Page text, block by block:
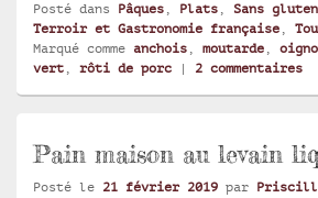
Posté dans Pâques , Plats , Sans gluten
Terroir et Gastronomie française ,
Marqué comme anchois , moutarde ,
vert , rôti de porc | 2 commentaires
Pain maison au levain
Posté le 21 février 2019 par Priscilla